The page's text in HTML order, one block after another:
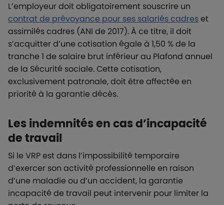
L’employeur doit obligatoirement souscrire un
contrat de prévoyance pour ses salariés cadreset
assimilés cadres (ANI de 2017). À ce titre, il doit
s’acquitter d’une cotisation égale à 1,50 % de la
tranche 1 de salaire brut inférieur au Plafond annuel
de la Sécurité sociale. Cette cotisation,
exclusivement patronale, doit être affectée en
priorité à la garantie décès.
Les indemnités en cas d’incapacité
de travail
Si le VRP est dans l’impossibilité temporaire
d’exercer son activité professionnelle en raison
d’une maladie ou d’un accident, la garantie
incapacité de travail peut intervenir pour limiter la